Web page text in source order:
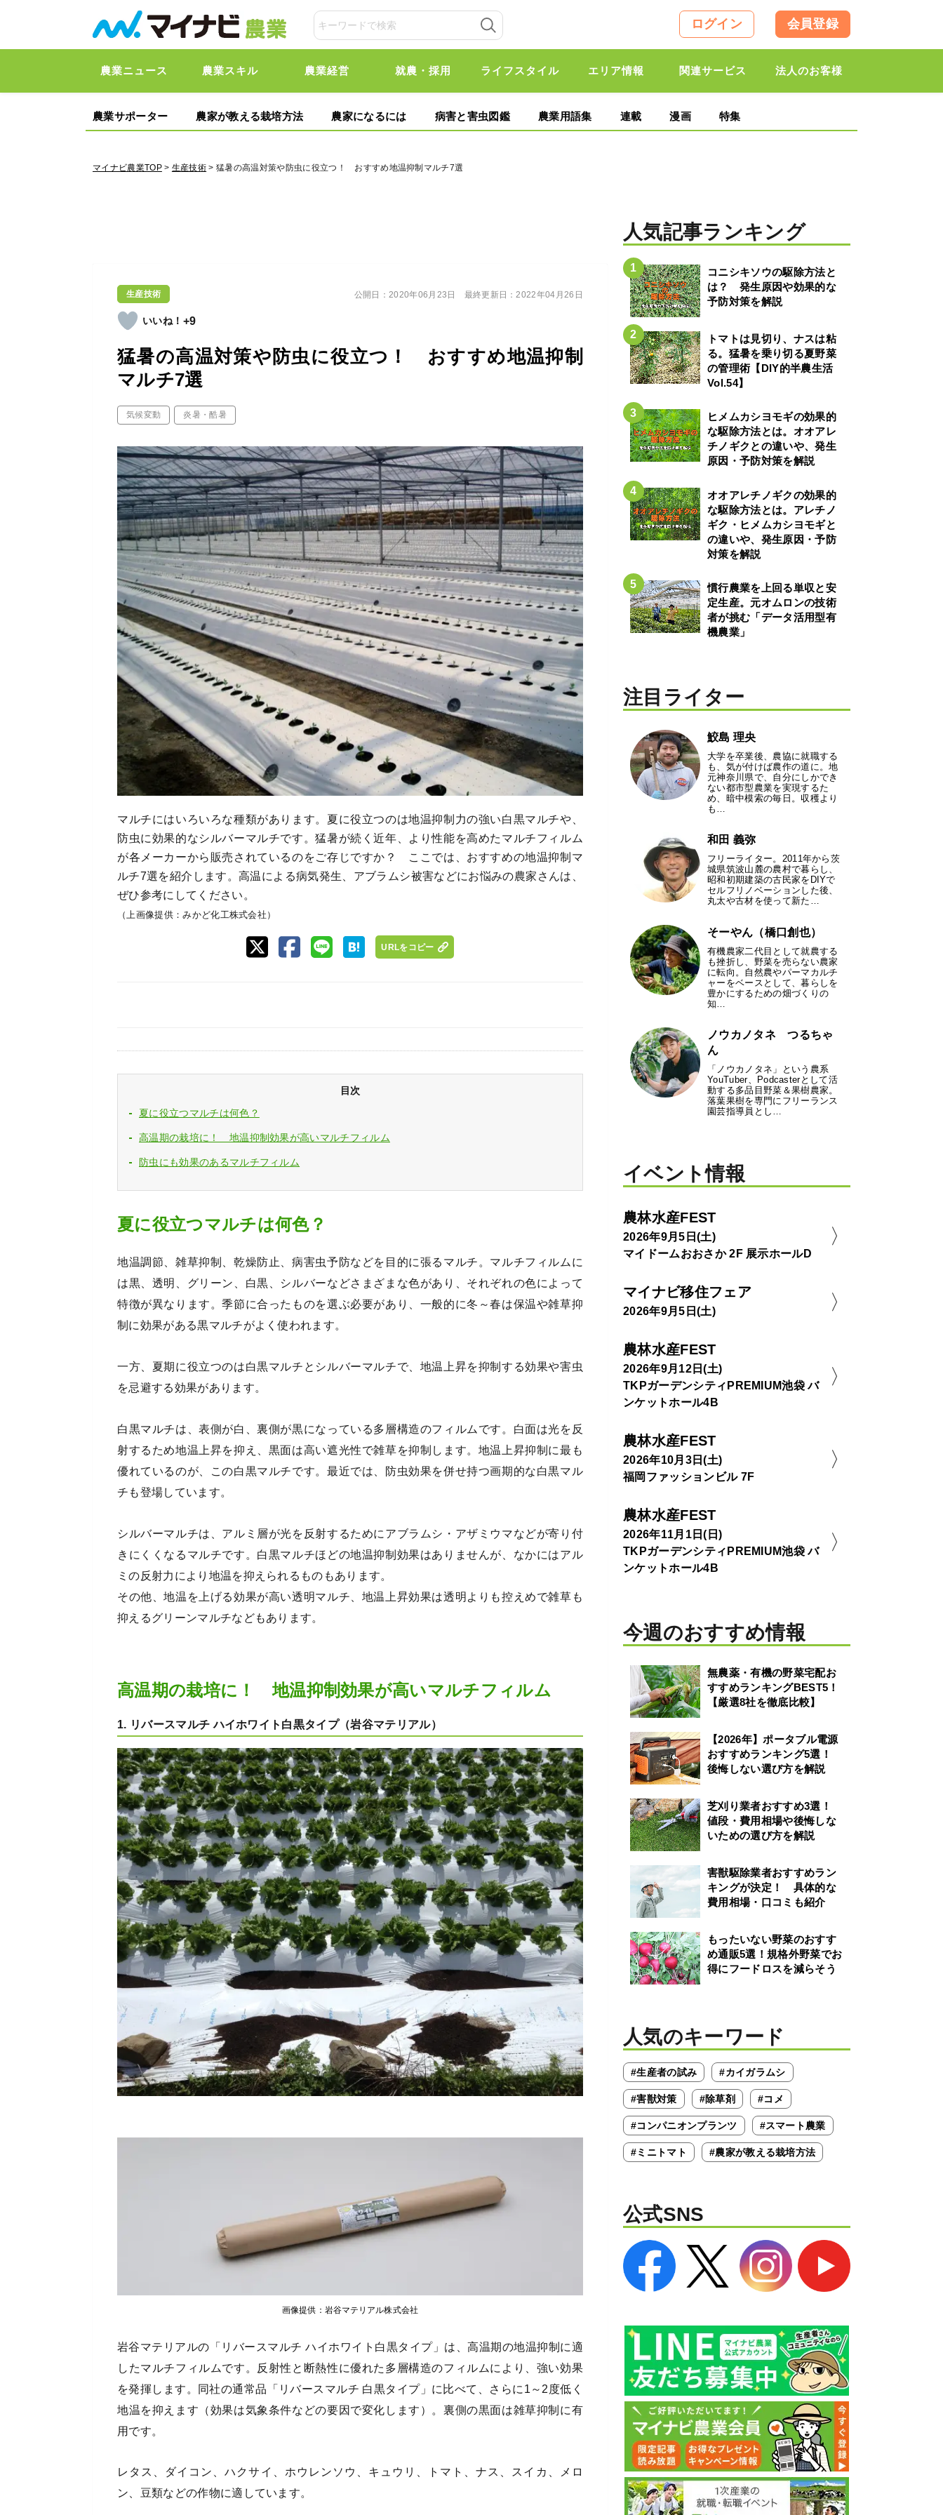
ログイン 会員登録
農業ニュース 農業スキル 農業経営 就農・採用 ライフスタイル エリア情報 関連サービス 法人のお客様
農業サポーター 農家が教える栽培方法 農家になるには 病害と害虫図鑑 農業用語集 連載 漫画 特集
マイナビ農業TOP> 生産技術 > 猛暑の高温対策や防虫に役立つ！ おすすめ地温抑制マルチ7選
生産技術
+9
猛暑の高温対策や防虫に役立つ！ おすすめ地温抑制
マルチ7選
気候変動 炎暑・酷暑
公開日：2020年06月23日 最終更新日：2022年04月26日
マルチにはいろいろな種類があります。夏に役立つのは地温抑制力の強い白黒マルチや、
防虫に効果的なシルバーマルチです。猛暑が続く近年、より性能を高めたマルチフィルム
が各メーカーから販売されているのをご存じですか？ ここでは、おすすめの地温抑制マ
ルチ7選を紹介します。高温による病気発生、アブラムシ被害などにお悩みの農家さんは、
ぜひ参考にしてください。
（上画像提供：みかど化工株式会社）
URLをコピー
目次
夏に役立つマルチは何色？
高温期の栽培に！ 地温抑制効果が高いマルチフィルム
防虫にも効果のあるマルチフィルム
夏に役立つマルチは何色？
地温調節、雑草抑制、乾燥防止、病害虫予防などを目的に張るマルチ。マルチフィルムに
は黒、透明、グリーン、白黒、シルバーなどさまざまな色があり、それぞれの色によって
特徴が異なります。季節に合ったものを選ぶ必要があり、一般的に冬～春は保温や雑草抑
制に効果がある黒マルチがよく使われます。
一方、夏期に役立つのは白黒マルチとシルバーマルチで、地温上昇を抑制する効果や害虫
を忌避する効果があります。
白黒マルチは、表側が白、裏側が黒になっている多層構造のフィルムです。白面は光を反
射するため地温上昇を抑え、黒面は高い遮光性で雑草を抑制します。地温上昇抑制に最も
優れているのが、この白黒マルチです。最近では、防虫効果を併せ持つ画期的な白黒マル
チも登場しています。
シルバーマルチは、アルミ層が光を反射するためにアブラムシ・アザミウマなどが寄り付
きにくくなるマルチです。白黒マルチほどの地温抑制効果はありませんが、なかにはアル
ミの反射力により地温を抑えられるものもあります。
その他、地温を上げる効果が高い透明マルチ、地温上昇効果は透明よりも控えめで雑草も
抑えるグリーンマルチなどもあります。
高温期の栽培に！ 地温抑制効果が高いマルチフィルム
1. リバースマルチ ハイホワイト白黒タイプ（岩谷マテリアル）
画像提供：岩谷マテリアル株式会社
岩谷マテリアルの「リバースマルチ ハイホワイト白黒タイプ」は、高温期の地温抑制に適
したマルチフィルムです。反射性と断熱性に優れた多層構造のフィルムにより、強い効果
を発揮します。同社の通常品「リバースマルチ 白黒タイプ」に比べて、さらに1～2度低く
地温を抑えます（効果は気象条件などの要因で変化します）。裏側の黒面は雑草抑制に有
用です。
レタス、ダイコン、ハクサイ、ホウレンソウ、キュウリ、トマト、ナス、スイカ、メロ
ン、豆類などの作物に適しています。
人気記事ランキング
コニシキソウの駆除方法と
は？ 発生原因や効果的な
予防対策を解説
トマトは見切り、ナスは粘
る。猛暑を乗り切る夏野菜
の管理術【DIY的半農生活
Vol.54】
ヒメムカシヨモギの効果的
な駆除方法とは。オオアレ
チノギクとの違いや、発生
原因・予防対策を解説
オオアレチノギクの効果的
な駆除方法とは。アレチノ
ギク・ヒメムカシヨモギと
の違いや、発生原因・予防
対策を解説
慣行農業を上回る単収と安
定生産。元オムロンの技術
者が挑む「データ活用型有
機農業」
注目ライター
鮫島 理央
大学を卒業後、農協に就職する
も、気が付けば農作の道に。地
元神奈川県で、自分にしかでき
ない都市型農業を実現するた
め、暗中模索の毎日。収穫より
も…
和田 義弥
フリーライター。2011年から茨
城県筑波山麓の農村で暮らし、
昭和初期建築の古民家をDIYで
セルフリノベーションした後、
丸太や古材を使って新た…
そーやん（橋口創也）
有機農家二代目として就農する
も挫折し、野菜を売らない農家
に転向。自然農やパーマカルチ
ャーをベースとして、暮らしを
豊かにするための畑づくりの
知…
ノウカノタネ つるちゃ
ん
「ノウカノタネ」という農系
YouTuber、Podcasterとして活
動する多品目野菜＆果樹農家。
落葉果樹を専門にフリーランス
園芸指導員とし…
イベント情報
農林水産FEST
2026年9月5日(土)
マイドームおおさか 2F 展示ホールD
マイナビ移住フェア
2026年9月5日(土)
農林水産FEST
2026年9月12日(土)
TKPガーデンシティPREMIUM池袋 バ
ンケットホール4B
農林水産FEST
2026年10月3日(土)
福岡ファッションビル 7F
農林水産FEST
2026年11月1日(日)
TKPガーデンシティPREMIUM池袋 バ
ンケットホール4B
今週のおすすめ情報
無農薬・有機の野菜宅配お
すすめランキングBEST5！
【厳選8社を徹底比較】
【2026年】ポータブル電源
おすすめランキング5選！
後悔しない選び方を解説
芝刈り業者おすすめ3選！
値段・費用相場や後悔しな
いための選び方を解説
害獣駆除業者おすすめラン
キングが決定！ 具体的な
費用相場・口コミも紹介
もったいない野菜のおすす
め通販5選！規格外野菜でお
得にフードロスを減らそう
人気のキーワード
#生産者の試み #カイガラムシ
#害獣対策 #除草剤 #コメ
#コンパニオンプランツ #スマート農業
#ミニトマト #農家が教える栽培方法
公式SNS